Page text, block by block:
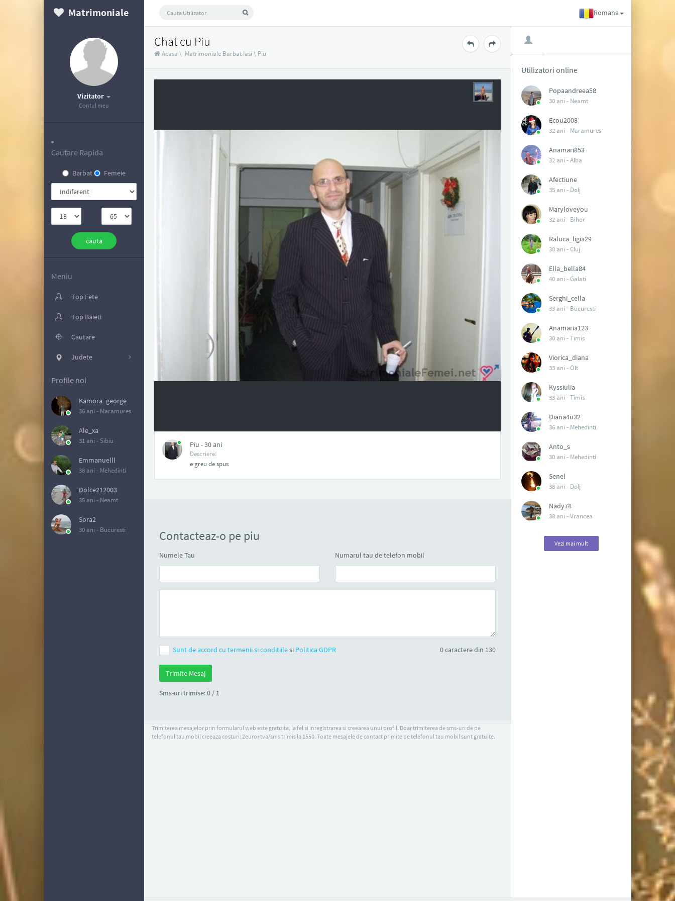
Matrimoniale Romana
Vizitator
Contul meu
Cautare Rapida
Barbat Femeie
Meniu
Top Fete
Top Baieti
Cautare
Judete
Profile noi
Kamora_george
36 ani - Maramures
Ale_xa
31 ani - Sibiu
Emmanuelll
38 ani - Mehedinti
Dolce212003
35 ani - Neamt
Sora2
30 ani - Bucuresti
Chat cu Piu
Acasa \ Matrimoniale Barbat Iasi \ Piu
Piu - 30 ani
Descriere:
e greu de spus
Contacteaz-o pe piu
Numele Tau Numarul tau de telefon mobil
Sunt de accord cu termenii si conditiilesi Politica GDPR 0caractere din 130
Sms-uri trimise: 0 / 1
Trimiterea mesajelor prin formularul web este gratuita, la fel si inregistrarea si creearea unui profil. Doar trimiterea de sms-uri de pe
telefonul tau mobil creeaza costuri: 2euro+tva/sms trimis la 1550. Toate mesajele de contact primite pe telefonul tau mobil sunt gratuite.
Utilizatori online
Popaandreea58
30 ani - Neamt
Ecou2008
32 ani - Maramures
Anamari853
32 ani -Alba
Afectiune
35 ani - Dolj
Maryloveyou
32 ani - Bihor
Raluca_ligia29
30 ani -Cluj
Ella_bella84
40 ani -Galati
Serghi_cella
33 ani - Bucuresti
Anamaria123
30 ani -Timis
Viorica_diana
33 ani -Olt
Kyssiulia
33 ani -Timis
Diana4u32
36 ani - Mehedinti
Anto_s
30 ani - Mehedinti
Senel
38 ani - Dolj
Nady78
38 ani -Vrancea
Vezi mai mult